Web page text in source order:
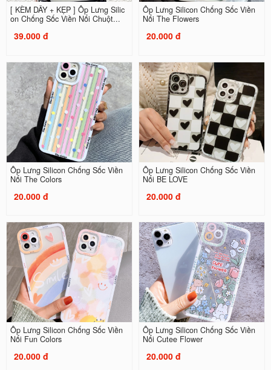
[ KÈM DÂY + KẸP ] Ốp Lưng Silic
on Chống Sốc Viền Nổi Chuột...
39.000 đ
Ốp Lưng Silicon Chống Sốc Viền
Nổi The Flowers
20.000 đ
Ốp Lưng Silicon Chống Sốc Viền
Nổi The Colors
20.000 đ
Ốp Lưng Silicon Chống Sốc Viền
Nổi BE LOVE
20.000 đ
Ốp Lưng Silicon Chống Sốc Viền
Nổi Fun Colors
20.000 đ
Ốp Lưng Silicon Chống Sốc Viền
Nổi Cutee Flower
20.000 đ